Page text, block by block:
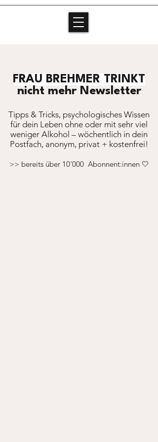
FRAU BREHMER TRINKT
nicht mehr Newsletter
Tipps & Tricks, psychologisches Wissen
für dein Leben ohne oder mit sehr viel
weniger Alkohol – wöchentlich in dein
Postfach, anonym, privat + kostenfrei!
>> bereits über 10'000 Abonnent:innen 🤍